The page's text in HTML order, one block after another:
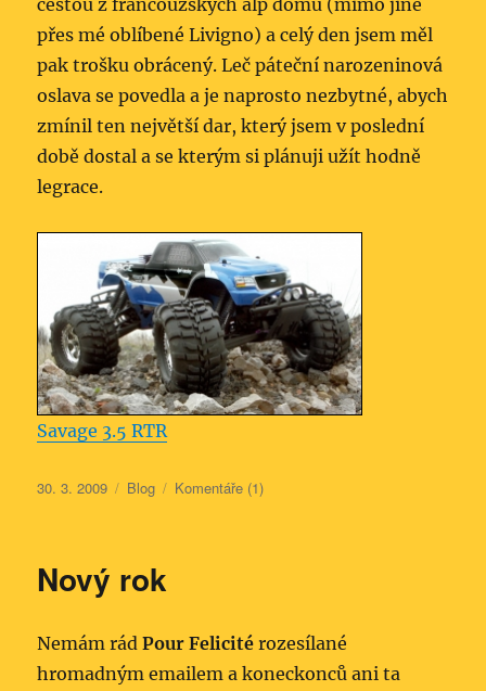
cestou z francouzských alp domů (mimo jiné
přes mé oblíbené Livigno) a celý den jsem měl
pak trošku obrácený. Leč páteční narozeninová
oslava se povedla a je naprosto nezbytné, abych
zmínil ten největší dar, který jsem v poslední
době dostal a se kterým si plánuji užít hodně
legrace.
Savage 3.5 RTR
Publikováno:
30. 3. 2009 Rubriky:
Blog Komentáře (1)
Nový rok
Nemám rádPour Felicité rozesílané
hromadným emailem a koneckonců ani ta